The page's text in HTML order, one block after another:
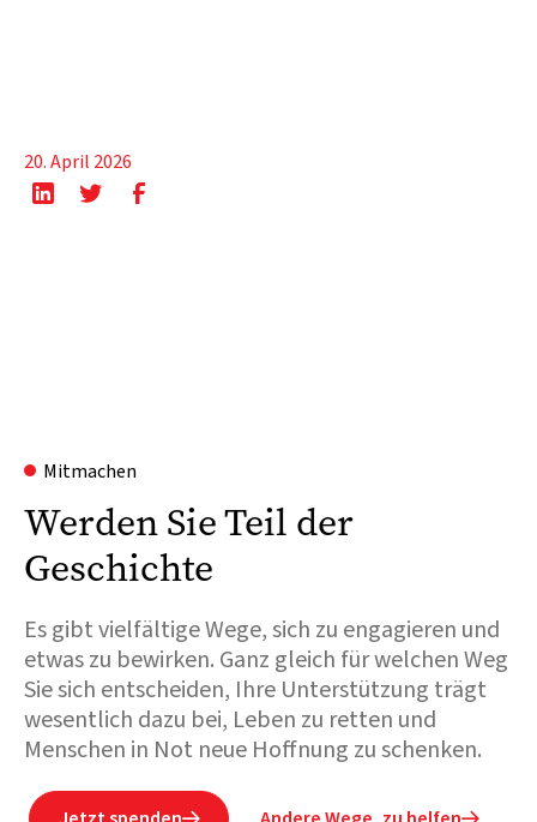
20. April 2026
Mitmachen
Werden Sie Teil der
Geschichte
Es gibt vielfältige Wege, sich zu engagieren und
etwas zu bewirken. Ganz gleich für welchen Weg
Sie sich entscheiden, Ihre Unterstützung trägt
wesentlich dazu bei, Leben zu retten und
Menschen in Not neue Hoffnung zu schenken.